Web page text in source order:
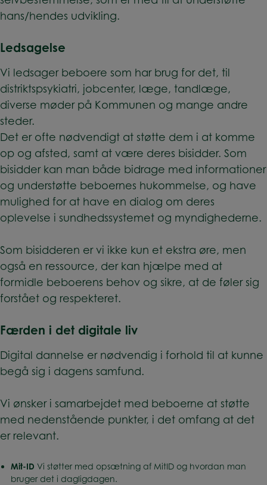
hans/hendes udvikling.
Ledsagelse
Vi ledsager beboere som har brug for det, til
distriktspsykiatri, jobcenter, læge, tandlæge,
diverse møder på Kommunen og mange andre
steder.
Det er ofte nødvendigt at støtte dem i at komme
op og afsted, samt at være deres bisidder. Som
bisidder kan man både bidrage med informationer
og understøtte beboernes hukommelse, og have
mulighed for at have en dialog om deres
oplevelse i sundhedssystemet og myndighederne.
Som bisidderen er vi ikke kun et ekstra øre, men
også en ressource, der kan hjælpe med at
formidle beboerens behov og sikre, at de føler sig
forstået og respekteret.
Færden i det digitale liv
Digital dannelse er nødvendig i forhold til at kunne
begå sig i dagens samfund.
Vi ønsker i samarbejdet med beboerne at støtte
med nedenstående punkter, i det omfang at det
er relevant.
Mit-ID Vi støtter med opsætning af MitID og hvordan man
bruger det i dagligdagen.